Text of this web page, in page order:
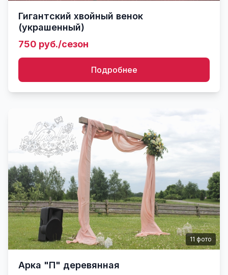
Гигантский хвойный венок
(украшенный)
750 руб./сезон
Подробнее
11 фото
Арка "П" деревянная